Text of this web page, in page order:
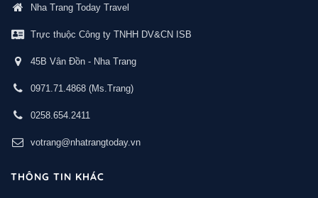
Nha Trang Today Travel
Trực thuộc Công ty TNHH DV&CN ISB
45B Vân Đồn - Nha Trang
0971.71.4868 (Ms.Trang)
0258.654.2411
votrang@nhatrangtoday.vn
THÔNG TIN KHÁC